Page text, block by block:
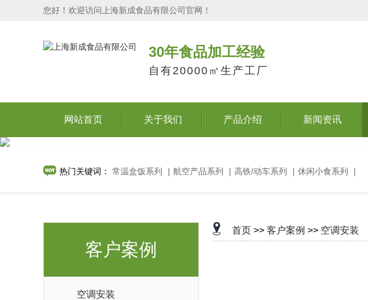
您好！欢迎访问上海新成食品有限公司官网！
30年食品加工经验
自有20000㎡生产工厂
网站首页 关于我们 产品介绍 新闻资讯
热门关键词： 常温盒饭系列 | 航空产品系列 | 高铁/动车系列 | 休闲小食系列 |
客户案例
空调安装
首页 >> 客户案例 >> 空调安装